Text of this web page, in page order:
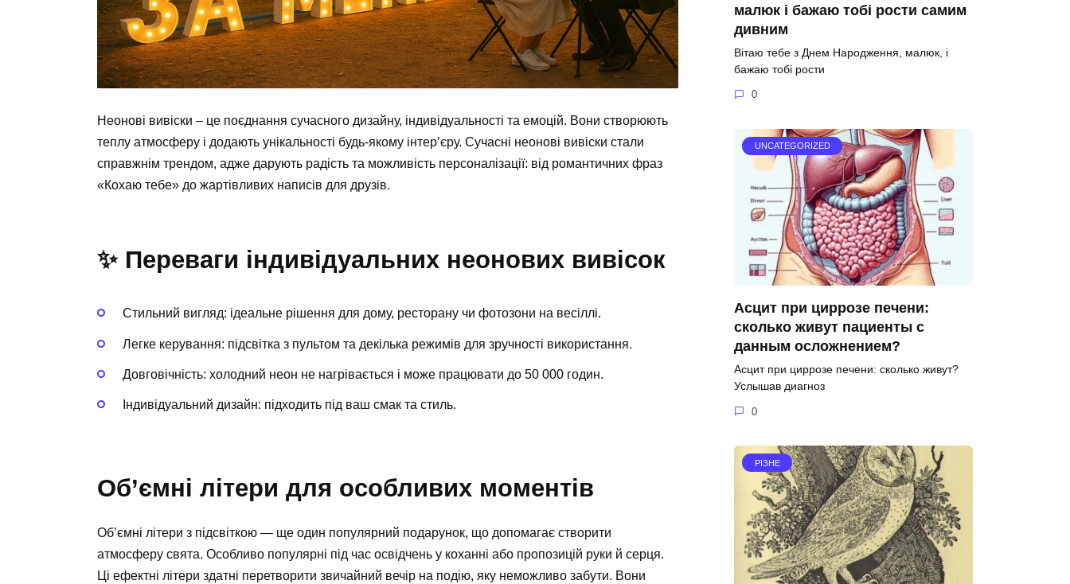
Неонові вивіски – це поєднання сучасного дизайну, індивідуальності та емоцій. Вони створюють
теплу атмосферу і додають унікальності будь-якому інтер’єру. Сучасні неонові вивіски стали
справжнім трендом, адже дарують радість та можливість персоналізації: від романтичних фраз
«Кохаю тебе» до жартівливих написів для друзів.
✨ Переваги індивідуальних неонових вивісок
Стильний вигляд: ідеальне рішення для дому, ресторану чи фотозони на весіллі.
Легке керування: підсвітка з пультом та декілька режимів для зручності використання.
Довговічність: холодний неон не нагрівається і може працювати до 50 000 годин.
Індивідуальний дизайн: підходить під ваш смак та стиль.
Об’ємні літери для особливих моментів
Об’ємні літери з підсвіткою — ще один популярний подарунок, що допомагає створити
атмосферу свята. Особливо популярні під час освідчень у коханні або пропозицій руки й серця.
Ці ефектні літери здатні перетворити звичайний вечір на подію, яку неможливо забути. Вони
малюк і бажаю тобі рости самим
дивним
Вітаю тебе з Днем Народження, малюк, і
бажаю тобі рости
0
UNCATEGORIZED
Асцит при циррозе печени:
сколько живут пациенты с
данным осложнением?
Асцит при циррозе печени: сколько живут?
Услышав диагноз
0
РІЗНЕ